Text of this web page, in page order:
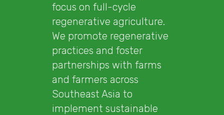
focus on full-cycle
regenerative agriculture.
We promote regenerative
practices and foster
partnerships with farms
and farmers across
Southeast Asia to
implement sustainable